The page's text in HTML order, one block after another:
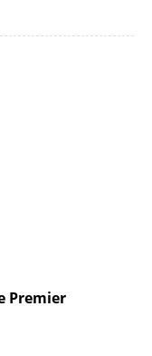
Premier